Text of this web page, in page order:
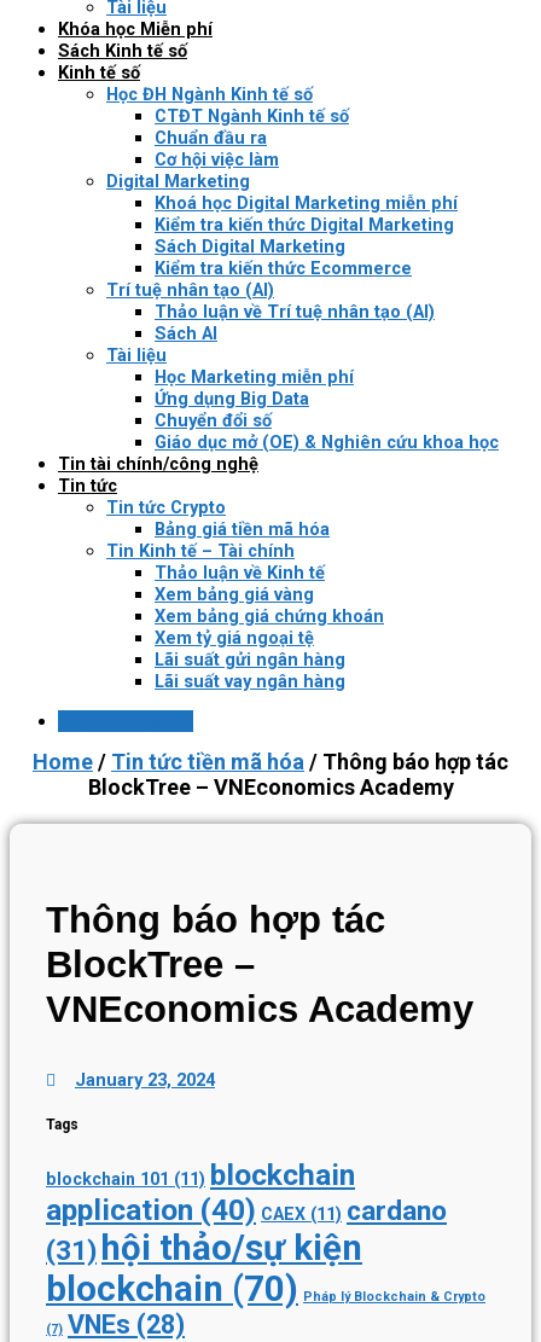
Tài liệu
Khóa học Miễn phí
Sách Kinh tế số
Kinh tế số
Học ĐH Ngành Kinh tế số
CTĐT Ngành Kinh tế số
Chuẩn đầu ra
Cơ hội việc làm
Digital Marketing
Khoá học Digital Marketing miễn phí
Kiểm tra kiến thức Digital Marketing
Sách Digital Marketing
Kiểm tra kiến thức Ecommerce
Trí tuệ nhân tạo (AI)
Thảo luận về Trí tuệ nhân tạo (AI)
Sách AI
Tài liệu
Học Marketing miễn phí
Ứng dụng Big Data
Chuyển đổi số
Giáo dục mở (OE) & Nghiên cứu khoa học
Tin tài chính/công nghệ
Tin tức
Tin tức Crypto
Bảng giá tiền mã hóa
Tin Kinh tế – Tài chính
Thảo luận về Kinh tế
Xem bảng giá vàng
Xem bảng giá chứng khoán
Xem tỷ giá ngoại tệ
Lãi suất gửi ngân hàng
Lãi suất vay ngân hàng
Home/ Tin tức tiền mã hóa/ Thông báo hợp tác
BlockTree – VNEconomics Academy
Thông báo hợp tác
BlockTree –
VNEconomics Academy
January 23, 2024
Tags
blockchain 101 (11) blockchain
application (40) CAEX (11) cardano
(31)hội thảo/sự kiện
blockchain (70) Pháp lý Blockchain & Crypto
(7) VNEs (28)